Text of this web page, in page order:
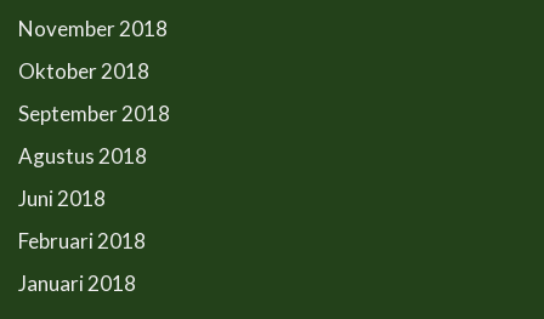
November 2018
Oktober 2018
September 2018
Agustus 2018
Juni 2018
Februari 2018
Januari 2018